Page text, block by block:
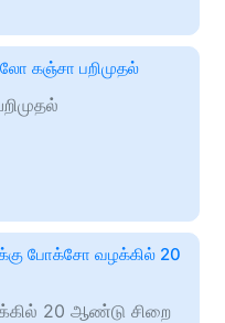
கஞ்சா பறிமுதல்
போக்சோ வழக்கில் 20
20 ஆண்டு சிறை